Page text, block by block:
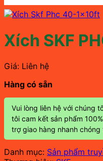
Xích SKF
Giá: Liên hệ
Hàng có sẵn
Vui lòng liên hệ với chúng
tôi cam kết sản phẩm
trợ giao hàng nhanh
Danh mục: Sản phẩm